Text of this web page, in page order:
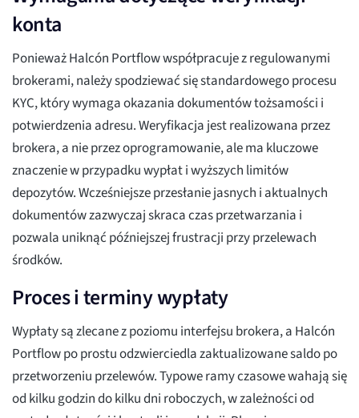
konta
Ponieważ Halcón Portflow współpracuje z regulowanymi
brokerami, należy spodziewać się standardowego procesu
KYC, który wymaga okazania dokumentów tożsamości i
potwierdzenia adresu. Weryfikacja jest realizowana przez
brokera, a nie przez oprogramowanie, ale ma kluczowe
znaczenie w przypadku wypłat i wyższych limitów
depozytów. Wcześniejsze przesłanie jasnych i aktualnych
dokumentów zazwyczaj skraca czas przetwarzania i
pozwala uniknąć późniejszej frustracji przy przelewach
środków.
Proces i terminy wypłaty
Wypłaty są zlecane z poziomu interfejsu brokera, a Halcón
Portflow po prostu odzwierciedla zaktualizowane saldo po
przetworzeniu przelewów. Typowe ramy czasowe wahają się
od kilku godzin do kilku dni roboczych, w zależności od